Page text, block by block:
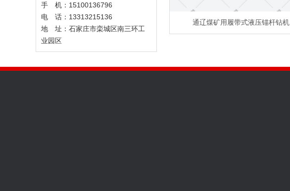
手 机：15100136796
电 话：13313215136
地 址：石家庄市栾城区南三环工
业园区
通辽煤矿用履带式液压锚杆钻机